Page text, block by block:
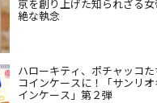
京を創り上げた知られざる
絶な執念
ハローキティ、ポチャッコ
コインケースに！「サンリ
インケース」第２弾